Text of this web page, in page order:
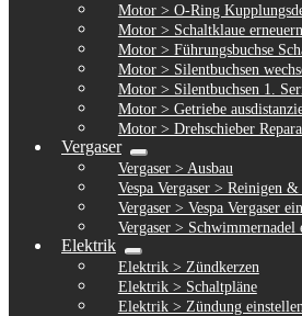
Motor > O-Ring
Motor > Schaltklaue erneuern
Motor > Führungsbuchse
Motor > Silentbuchsen
Motor > Silentbuchsen 1.
Motor > Getriebe
Motor > Drehschieber
Vergaser
Untermenü
ausklappen
Vergaser > Ausbau
Vespa Vergaser > Reinigen
Vergaser > Vespa Vergaser
Vergaser > Schwimmernadel
Elektrik
Untermenü
ausklappen
Elektrik > Zündkerzen
Elektrik > Schaltpläne
Elektrik > Zündung einstellen